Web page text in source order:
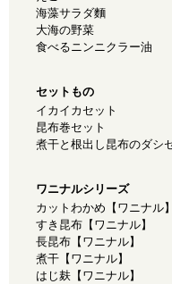
海藻サラダ麵
大海の野菜
食べるニンニクラー油
セットもの
イカイカセット
昆布巻セット
煮干と根出し昆布のダシ
ワニナルシリーズ
カットわかめ【ワニナル】
すき昆布【ワニナル】
長昆布【ワニナル】
煮干【ワニナル】
はじ麸【ワニナル】